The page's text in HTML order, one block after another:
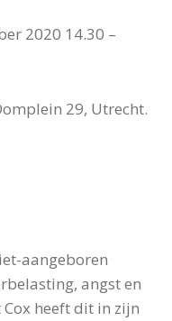
2020 14.30 –
29, Utrecht.
aangeboren
angst en
heeft dit in zijn